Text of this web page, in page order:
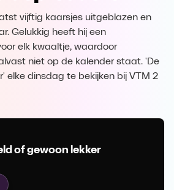
vijftig kaarsjes uitgeblazen en
Gelukkig heeft hij een
elk kwaaltje, waardoor
niet op de kalender staat. 'De
elke dinsdag te bekijken bij VTM 2
of gewoon lekker